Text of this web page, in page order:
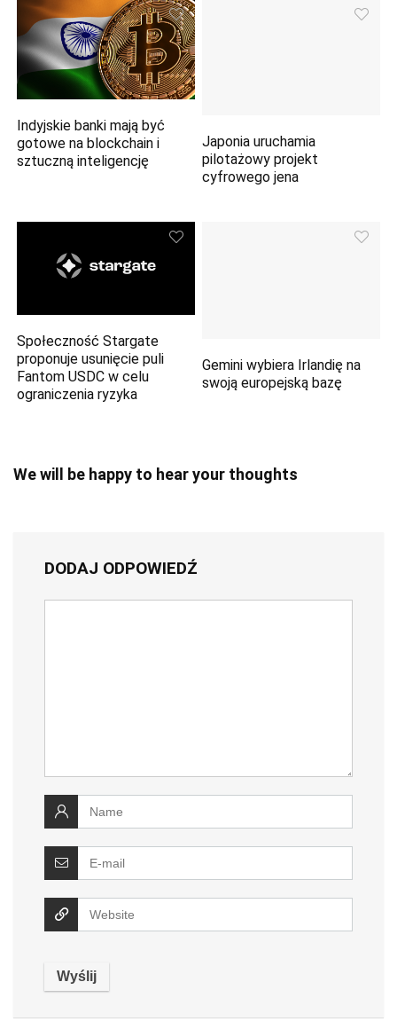
Indyjskie banki mają być
gotowe na blockchain i
sztuczną inteligencję
Japonia uruchamia
pilotażowy projekt
cyfrowego jena
Społeczność Stargate
proponuje usunięcie puli
Fantom USDC w celu
ograniczenia ryzyka
Gemini wybiera Irlandię na
swoją europejską bazę
We will be happy to hear your thoughts
DODAJ ODPOWIEDŹ